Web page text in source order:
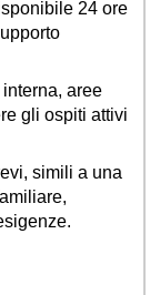
24 ore
aree
gli ospiti attivi
simili a una